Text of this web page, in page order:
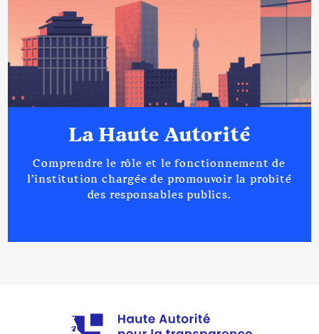
La Haute Autorité
Comprendre le rôle et le fonctionnement de
l’institution chargée de promouvoir la probité
des responsables publics.